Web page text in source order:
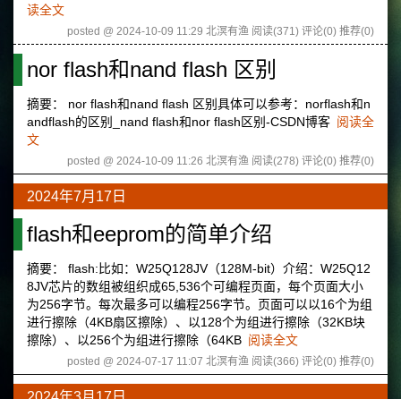
读全文
posted @ 2024-10-09 11:29 北溟有渔 阅读(371) 评论(0) 推荐(0)
nor flash和nand flash 区别
摘要： nor flash和nand flash 区别具体可以参考：norflash和n
andflash的区别_nand flash和nor flash区别-CSDN博客 阅读全
文
posted @ 2024-10-09 11:26 北溟有渔 阅读(278) 评论(0) 推荐(0)
2024年7月17日
flash和eeprom的简单介绍
摘要： flash:比如：W25Q128JV（128M-bit）介绍：W25Q12
8JV芯片的数组被组织成65,536个可编程页面，每个页面大小
为256字节。每次最多可以编程256字节。页面可以以16个为组
进行擦除（4KB扇区擦除）、以128个为组进行擦除（32KB块
擦除）、以256个为组进行擦除（64KB 阅读全文
posted @ 2024-07-17 11:07 北溟有渔 阅读(366) 评论(0) 推荐(0)